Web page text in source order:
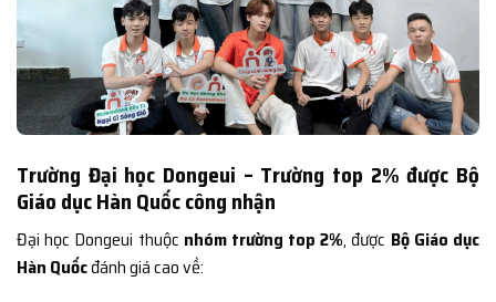
Trường Đại học Dongeui – Trường top 2% được Bộ
Giáo dục Hàn Quốc công nhận
Đại học Dongeui thuộc nhóm trường top 2%, được Bộ Giáo dục
Hàn Quốcđánh giá cao về: